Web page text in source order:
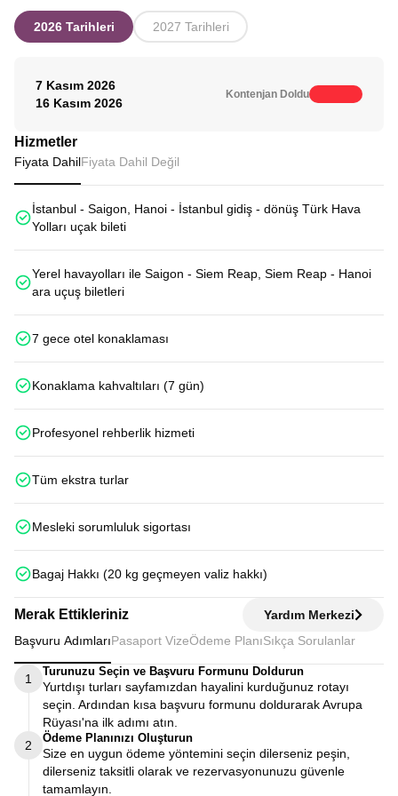
2026 Tarihleri 2027 Tarihleri
7 Kasım 2026
16 Kasım 2026
Kontenjan Doldu
Hizmetler
Fiyata DahilFiyata Dahil Değil
İstanbul - Saigon, Hanoi - İstanbul gidiş - dönüş Türk Hava
Yolları uçak bileti
Yerel havayolları ile Saigon - Siem Reap, Siem Reap - Hanoi
ara uçuş biletleri
7 gece otel konaklaması
Konaklama kahvaltıları (7 gün)
Profesyonel rehberlik hizmeti
Tüm ekstra turlar
Mesleki sorumluluk sigortası
Bagaj Hakkı (20 kg geçmeyen valiz hakkı)
Merak Ettikleriniz
Yardım Merkezi
Başvuru AdımlarıPasaport VizeÖdeme Planı Sıkça Sorulanlar
1
Turunuzu Seçin ve Başvuru Formunu Doldurun
Yurtdışı turları sayfamızdan hayalini kurduğunuz rotayı
seçin. Ardından kısa başvuru formunu doldurarak Avrupa
Rüyası'na ilk adımı atın.
2
Ödeme Planınızı Oluşturun
Size en uygun ödeme yöntemini seçin dilerseniz peşin,
dilerseniz taksitli olarak ve rezervasyonunuzu güvenle
tamamlayın.